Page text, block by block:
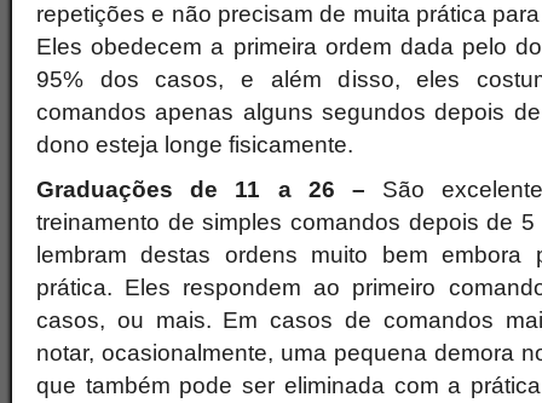
repetições e não precisam de muita prática
Eles obedecem a primeira ordem dada pelo
95% dos casos, e além disso, eles
comandos apenas alguns segundos depois
dono esteja longe fisicamente.
Graduações de 11 a 26 – São
treinamento de simples comandos depois de
lembram destas ordens muito bem embora
prática. Eles respondem ao primeiro
casos, ou mais. Em casos de comandos
notar, ocasionalmente, uma pequena demora
que também pode ser eliminada com a